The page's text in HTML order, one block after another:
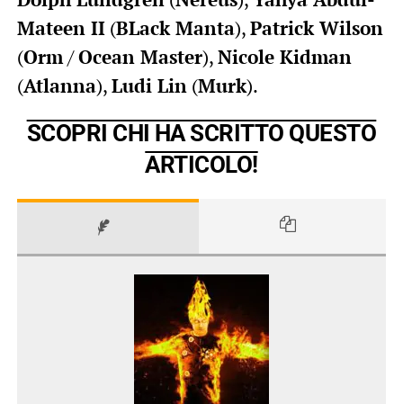
Mateen II(BLack Manta),Patrick Wilson
(Orm/Ocean Master),Nicole Kidman
(Atlanna),Ludi Lin(Murk).
SCOPRI CHI HA SCRITTO QUESTO
ARTICOLO!